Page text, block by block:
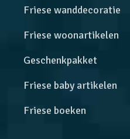
Friese wanddecoratie
Friese woonartikelen
Geschenkpakket
Friese baby artikelen
Friese boeken